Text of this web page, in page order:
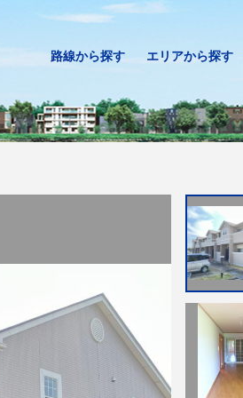
路線から探す エリアから探す